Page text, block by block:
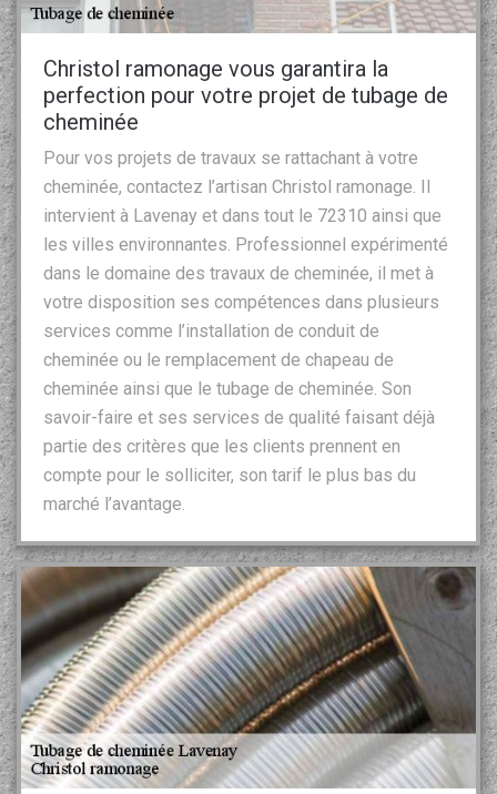
Christol ramonage vous garantira la
perfection pour votre projet de tubage de
cheminée
Pour vos projets de travaux se rattachant à votre
cheminée, contactez l’artisan Christol ramonage. Il
intervient à Lavenay et dans tout le 72310 ainsi que
les villes environnantes. Professionnel expérimenté
dans le domaine des travaux de cheminée, il met à
votre disposition ses compétences dans plusieurs
services comme l’installation de conduit de
cheminée ou le remplacement de chapeau de
cheminée ainsi que le tubage de cheminée. Son
savoir-faire et ses services de qualité faisant déjà
partie des critères que les clients prennent en
compte pour le solliciter, son tarif le plus bas du
marché l’avantage.